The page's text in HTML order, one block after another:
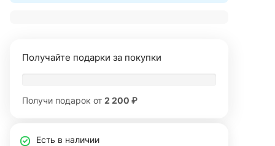
Получайте подарки за покупки
Получи подарок от 2 200 ₽
Есть в наличии